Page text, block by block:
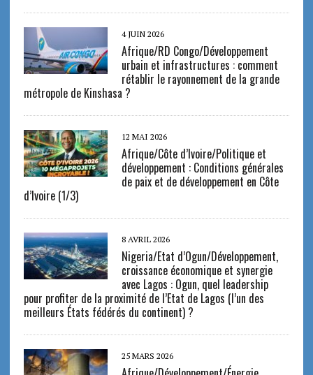
4 JUIN 2026
Afrique/RD Congo/Développement
urbain et infrastructures : comment
rétablir le rayonnement de la grande
métropole de Kinshasa ?
12 MAI 2026
Afrique/Côte d’Ivoire/Politique et
développement : Conditions générales
de paix et de développement en Côte
d’Ivoire (1/3)
8 AVRIL 2026
Nigeria/Etat d’Ogun/Développement,
croissance économique et synergie
avec Lagos : Ogun, quel leadership
pour profiter de la proximité de l’Etat de Lagos (l’un des
meilleurs États fédérés du continent) ?
25 MARS 2026